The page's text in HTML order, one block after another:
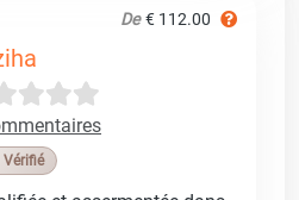
De € 112.00
Vérifié